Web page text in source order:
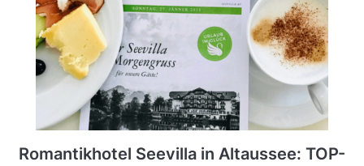
Romantikhotel Seevilla in Altaussee: TOP-